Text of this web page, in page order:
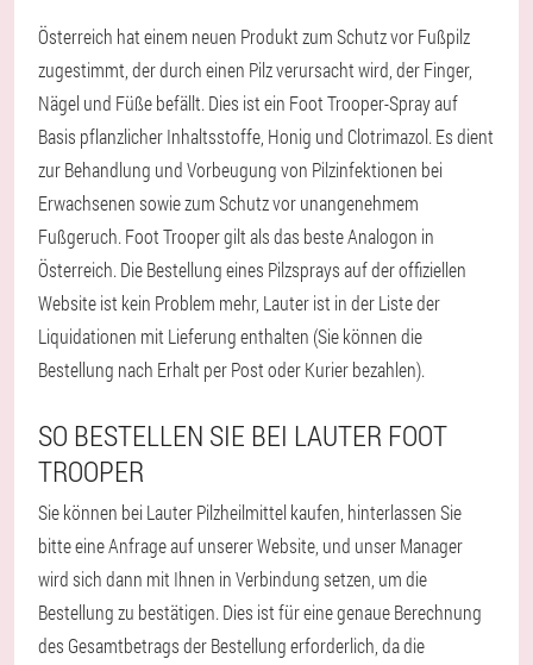
Österreich hat einem neuen Produkt zum Schutz vor Fußpilz
zugestimmt, der durch einen Pilz verursacht wird, der Finger,
Nägel und Füße befällt. Dies ist ein Foot Trooper-Spray auf
Basis pflanzlicher Inhaltsstoffe, Honig und Clotrimazol. Es dient
zur Behandlung und Vorbeugung von Pilzinfektionen bei
Erwachsenen sowie zum Schutz vor unangenehmem
Fußgeruch. Foot Trooper gilt als das beste Analogon in
Österreich. Die Bestellung eines Pilzsprays auf der offiziellen
Website ist kein Problem mehr, Lauter ist in der Liste der
Liquidationen mit Lieferung enthalten (Sie können die
Bestellung nach Erhalt per Post oder Kurier bezahlen).
SO BESTELLEN SIE BEI LAUTER FOOT
TROOPER
Sie können bei Lauter Pilzheilmittel kaufen, hinterlassen Sie
bitte eine Anfrage auf unserer Website, und unser Manager
wird sich dann mit Ihnen in Verbindung setzen, um die
Bestellung zu bestätigen. Dies ist für eine genaue Berechnung
des Gesamtbetrags der Bestellung erforderlich, da die